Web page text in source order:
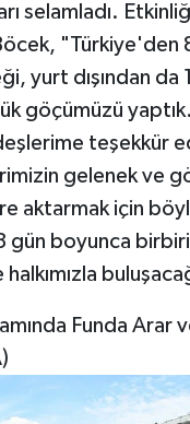
selamladı.
"Türkiye'den
yurt dışından da
göçümüzü
teşekkür
gelenek ve
aktarmak için
gün boyunca
Funda Arar